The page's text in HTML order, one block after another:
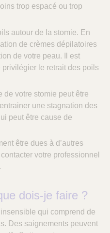
trop espacé ou trop
autour de la stomie. En
de crèmes dépilatoires
de votre peau. Il est
le retrait des poils
de votre stomie peut être
une stagnation des
peut être cause de
être dues à d’autres
votre professionnel
dois-je faire ?
qui comprend de
Des saignements peuvent